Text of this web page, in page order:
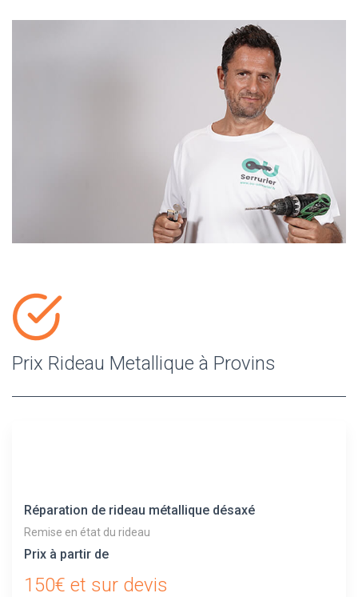
Prix Rideau Metallique à Provins
Réparation de rideau métallique désaxé
Remise en état du rideau
Prix à partir de
150€ et sur devis